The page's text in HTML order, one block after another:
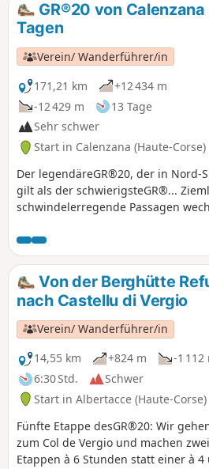
GR®20 von
Tagen
Verein/ Wanderführer/in
171,21 km
+12 434 m
-12 429 m
13 Tage
Sehr schwer
Start in Calenzana (Haute-Corse)
Der legendäreGR®20, der in Nord-
gilt als der schwierigsteGR®...
schwindelerregende Passagen
Landschaften
Von der Berghütte
nach Castellu di Vergio
Verein/ Wanderführer/in
14,55 km
+824 m
-1 112
6:30 Std.
Schwer
Start in Albertacce (Haute-Corse)
Fünfte Etappe desGR®20: Wir
zum Col de Vergio und machen zwei
Etappen à 6 Stunden statt einer à 4